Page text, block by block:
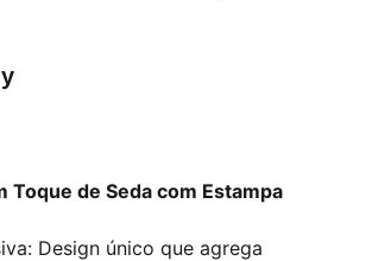
Toque de Seda com Estampa
Design único que agrega